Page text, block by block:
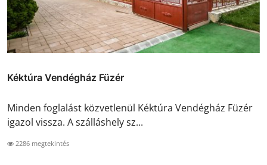
Kéktúra Vendégház Füzér
Minden foglalást közvetlenül Kéktúra Vendégház Füzér
igazol vissza. A szálláshely sz...
2286 megtekintés